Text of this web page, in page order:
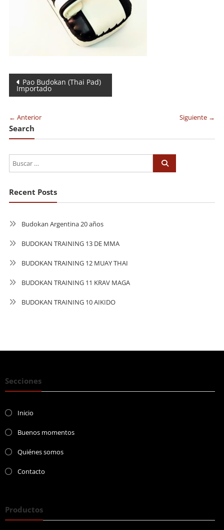
Navegación
de
entradas
Pao Budokan (Thai Pad)
Importado
← Anterior Siguiente →
Search
Recent Posts
Budokan Argentina 20 años
BUDOKAN TRAINING 13 DE MMA
BUDOKAN TRAINING 12 MUAY THAI
BUDOKAN TRAINING 11 KRAV MAGA
BUDOKAN TRAINING 10 AIKIDO
Secciones
Inicio
Buenos momentos
Quiénes somos
Contacto
Productos